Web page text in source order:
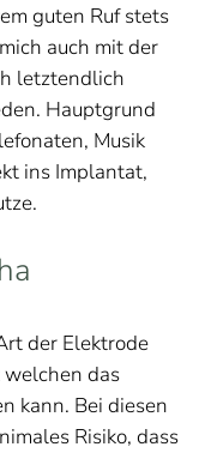
guten Ruf stets
auch mit der
letztendlich
Hauptgrund
Musik
ins Implantat,
der Elektrode
das
kann. Bei diesen
Risiko, dass